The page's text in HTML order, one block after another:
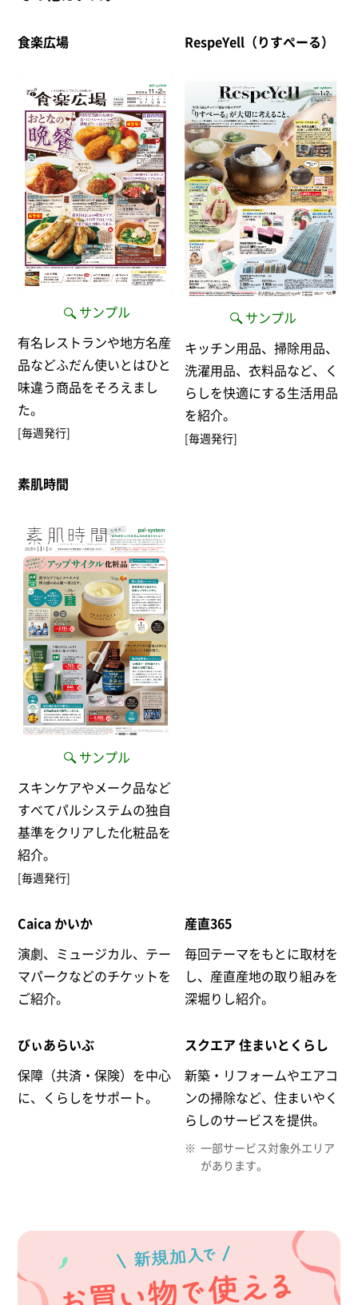
食楽広場
サンプル
有名レストランや地方名産
品などふだん使いとはひと
味違う商品をそろえまし
た。
[毎週発行]
RespeYell（りすぺーる）
サンプル
キッチン用品、掃除用品、
洗濯用品、衣料品など、く
らしを快適にする生活用品
を紹介。
[毎週発行]
素肌時間
サンプル
スキンケアやメーク品など
すべてパルシステムの独自
基準をクリアした化粧品を
紹介。
[毎週発行]
Caica かいか
演劇、ミュージカル、テー
マパークなどのチケットを
ご紹介。
産直365
毎回テーマをもとに取材を
し、産直産地の取り組みを
深堀りし紹介。
びぃあらいぶ
保障（共済・保険）を中心
に、くらしをサポート。
スクエア 住まいとくらし
新築・リフォームやエアコ
ンの掃除など、住まいやく
らしのサービスを提供。
一部サービス対象外エリア
があります。